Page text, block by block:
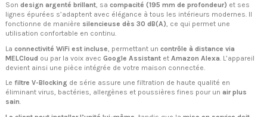
Son design argenté brillant, sa compacité (195 mm de profondeur) et ses
lignes épurées s’adaptent avec élégance à tous les intérieurs modernes. Il
fonctionne de manière silencieuse dès 30 dB(A), ce qui permet une
utilisation confortable en continu.
La connectivité WiFi est incluse , permettant un contrôle à distance via
MELCloud ou par la voix avec Google Assistant et Amazon Alexa . L’appareil
devient ainsi une pièce intégrée de votre maison connectée.
Le filtre V-Blocking de série assure une filtration de haute qualité en
éliminant virus, bactéries, allergènes et poussières fines pour un air plus
sain.